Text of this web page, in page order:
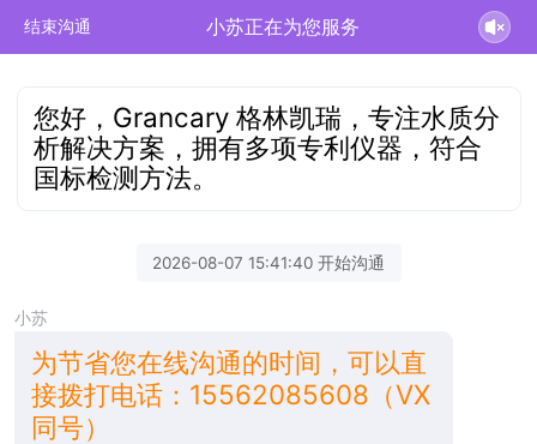
结束沟通 小苏正在为您服务
您好，Grancary 格林凯瑞，专注水质分
析解决方案，拥有多项专利仪器，符合
国标检测方法。
2026-08-07 15:41:40 开始沟通
小苏
为节省您在线沟通的时间，可以直
接拨打电话：15562085608（VX
同号）